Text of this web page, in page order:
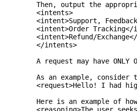
Then, output the
        <intents>
<intent>Support,
<intent>Order Tracking</
<intent>Refund/
        </intents>
A request may have ONLY
As an example, consider
<request>Hello! I had
Here is an example of